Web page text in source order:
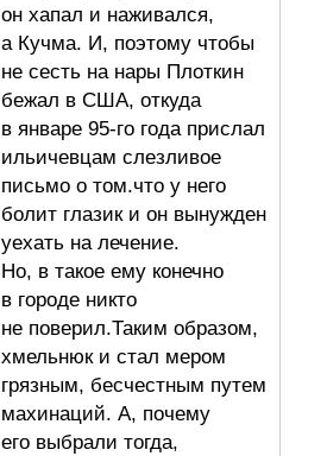
он хапал и наживался,
а Кучма. И, поэтому чтобы
не сесть на нары Плоткин
бежал в США, откуда
в январе 95-го года прислал
ильичевцам слезливое
письмо о том.что у него
болит глазик и он вынужден
уехать на лечение.
Но, в такое ему конечно
в городе никто
не поверил.Таким образом,
хмельнюк и стал мером
грязным, бесчестным путем
махинаций. А, почему
его выбрали тогда,